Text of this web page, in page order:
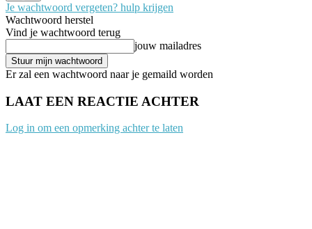
Je wachtwoord vergeten? hulp krijgen
Wachtwoord herstel
Vind je wachtwoord terug
jouw mailadres
Er zal een wachtwoord naar je gemaild worden
LAAT EEN REACTIE ACHTER
Log in om een opmerking achter te laten